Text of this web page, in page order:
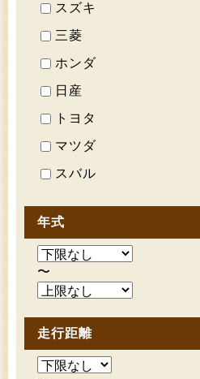
スズキ
三菱
ホンダ
日産
トヨタ
マツダ
スバル
年式
〜
走行距離